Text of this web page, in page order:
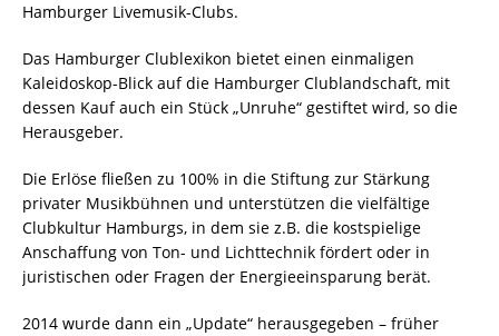
Hamburger Livemusik-Clubs.
Das Hamburger Clublexikon bietet einen einmaligen
Kaleidoskop-Blick auf die Hamburger Clublandschaft, mit
dessen Kauf auch ein Stück „Unruhe“ gestiftet wird, so die
Herausgeber.
Die Erlöse fließen zu 100% in die Stiftung zur Stärkung
privater Musikbühnen und unterstützen die vielfältige
Clubkultur Hamburgs, in dem sie z.B. die kostspielige
Anschaffung von Ton- und Lichttechnik fördert oder in
juristischen oder Fragen der Energieeinsparung berät.
2014 wurde dann ein „Update“ herausgegeben – früher